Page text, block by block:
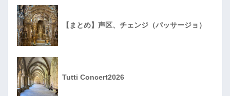
【まとめ】声区、チェンジ（パッサージョ）
Tutti Concert2026